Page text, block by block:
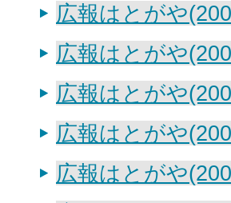
広報はとがや
広報はとがや
広報はとがや
広報はとがや
広報はとがや